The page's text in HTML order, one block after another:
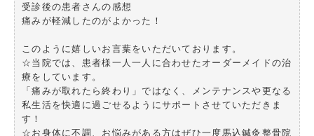
受診後の患者さんの感想
痛みが軽減したのがよかった！
このように嬉しいお言葉をいただいております。
☆当院では、患者様一人一人に合わせたオーダーメイドの治
療をしています。
「痛みが取れたら終わり」ではなく、メンテナンスや更なる
私生活を快適に過ごせるようにサポートさせていただきま
す！
☆お身体に不調、お悩みがある方はぜひ一度馬込鍼灸整骨院